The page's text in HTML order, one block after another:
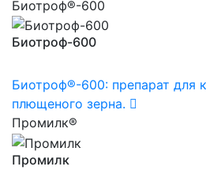
Биотроф®-600
Биотроф-600
Биотроф®-600: препарат для
плющеного зерна.
Промилк®
Промилк